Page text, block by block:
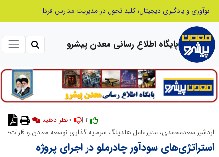
نوآوری و یادگیری دیجیتال؛ کلید تحول در مدیریت مدارس فردا
پایگاه اطلاع رسانی معدن پیشرو
اردشیر سعدمحمدی، مدیرعامل هلدینگ سرمایه گذاری توسعه معادن و فلزات؛
استراتژی‌های سودآور چادرملو در اجرای پروژه